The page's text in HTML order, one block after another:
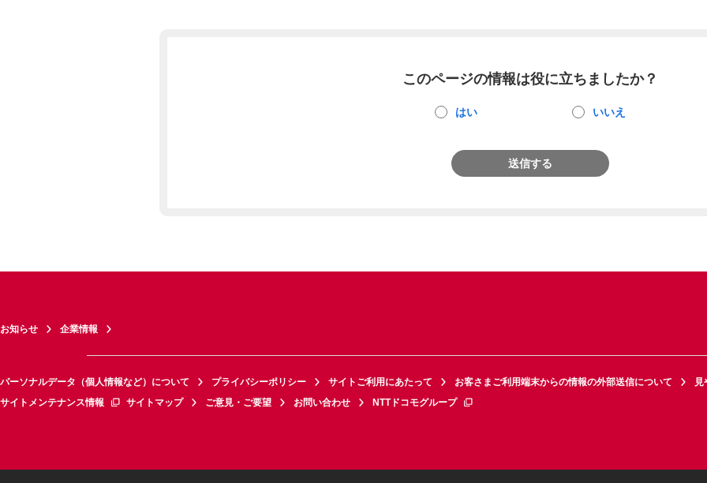
このページの情報は役に立ちましたか？
はい いいえ
送信する
お知らせ 企業情報
パーソナルデータ（個人情報など）について プライバシーポリシー サイトご利用にあたって お客さまご利用端末からの情報の外部送信について
見
サイトメンテナンス情報
サイトマップ ご意見・ご要望 お問い合わせ NTTドコモグループ